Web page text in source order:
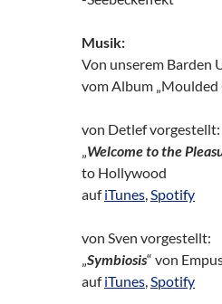
Musik:
Von unserem Barden
vom Album „Moulded
von Detlef vorgestellt:
„Welcome to the
to Hollywood
aufiTunes,Spotify
von Sven vorgestellt:
„Symbiosis“ von
aufiTunes,Spotify